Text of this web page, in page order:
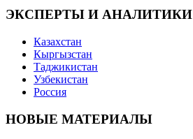
ЭКСПЕРТЫ И АНАЛИТИКИ
Казахстан
Кыргызстан
Таджикистан
Узбекистан
Россия
НОВЫЕ МАТЕРИАЛЫ